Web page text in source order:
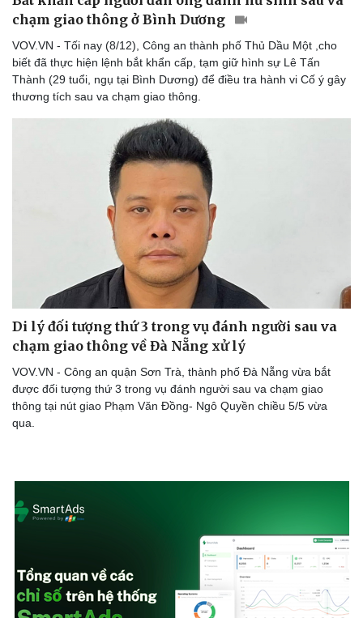
Doanh nghiệp
Thông tin doanh nghiệp
Công nghệ
Sành điệu
chạm giao thông ở Bình Dương
VOV.VN - Tối nay (8/12), Công an thành phố Thủ Dầu Một ,cho
biết đã thực hiện lệnh bắt khẩn cấp, tạm giữ hình sự Lê Tấn
Thành (29 tuổi, ngụ tại Bình Dương) để điều tra hành vi Cố ý gây
thương tích sau va chạm giao thông.
Di lý đối tượng thứ 3 trong vụ đánh người sau va
chạm giao thông về Đà Nẵng xử lý
VOV.VN - Công an quận Sơn Trà, thành phố Đà Nẵng vừa bắt
được đối tượng thứ 3 trong vụ đánh người sau va chạm giao
thông tại nút giao Phạm Văn Đồng- Ngô Quyền chiều 5/5 vừa
qua.